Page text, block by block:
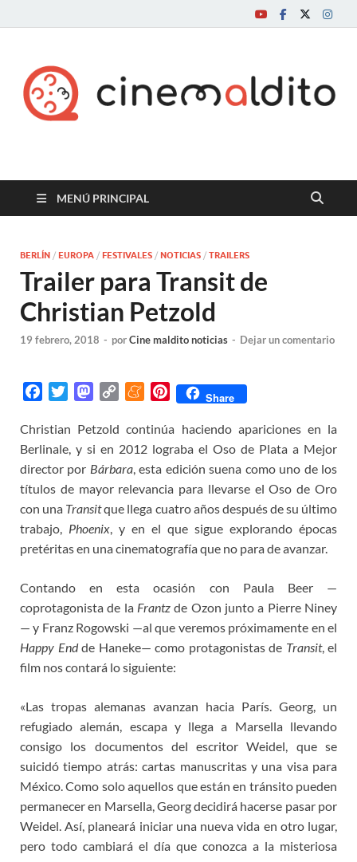
Cine maldito
MENÚ PRINCIPAL
BERLÍN / EUROPA / FESTIVALES / NOTICIAS / TRAILERS
Trailer para Transit de
Christian Petzold
19 febrero, 2018 - porCine maldito noticias - Dejar un comentario
c
e
b
o
o
k
i
t
t
e
r
M
s
t
o
d
o
n
y
L
i
n
k
M
n
e
a
m
e
P
n
t
e
r
e
s
t
Share
Christian Petzold continúa haciendo apariciones en la
Berlinale, y si en 2012 lograba el Oso de Plata a Mejor
director por Bárbara, esta edición suena como uno de los
títulos de mayor relevancia para llevarse el Oso de Oro
con una Transitque llega cuatro años después de su último
trabajo, Phoenix, y en el que sigue explorando épocas
pretéritas en una cinematografía que no para de avanzar.
Contando en esta ocasión con Paula Beer —
coprotagonista de la Frantz de Ozon junto a Pierre Niney
— y Franz Rogowski —al que veremos próximamente en el
Happy Endde Haneke— como protagonistas de Transit, el
film nos contará lo siguiente:
«Las tropas alemanas avanzan hacia París. Georg, un
refugiado alemán, escapa y llega a Marsella llevando
consigo los documentos del escritor Weidel, que se
suicidó tiempo atrás: cartas manuscritas y una visa para
México. Como solo aquellos que están en tránsito pueden
permanecer en Marsella, Georg decidirá hacerse pasar por
Weidel. Así, planeará iniciar una nueva vida en otro lugar,
pero todo cambiará el día que conozca a la misteriosa